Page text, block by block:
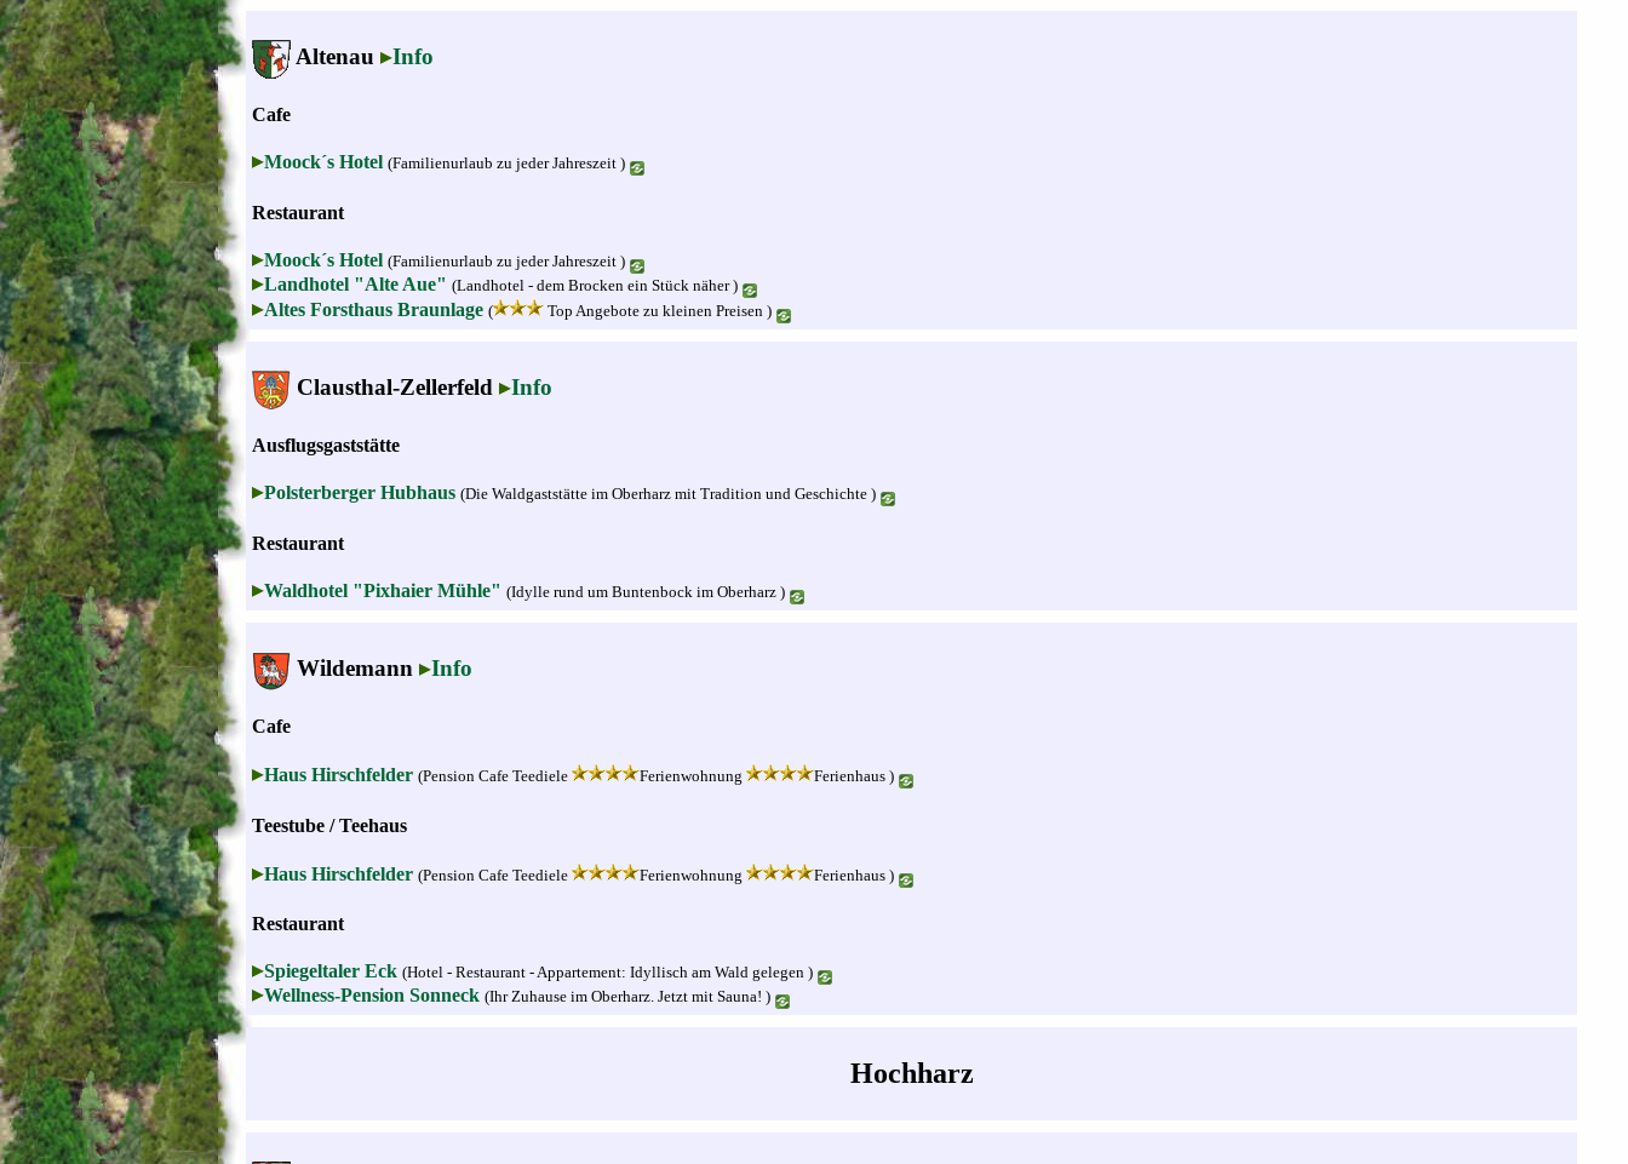
Altenau Info
Cafe
Moock´s Hotel (Familienurlaub zu jeder Jahreszeit )
Restaurant
Moock´s Hotel (Familienurlaub zu jeder Jahreszeit )
Landhotel "Alte Aue" (Landhotel - dem Brocken ein Stück näher )
Altes Forsthaus Braunlage ( Top Angebote zu kleinen Preisen )
Clausthal-Zellerfeld Info
Ausflugsgaststätte
Polsterberger Hubhaus (Die Waldgaststätte im Oberharz mit Tradition und Geschichte )
Restaurant
Waldhotel "Pixhaier Mühle" (Idylle rund um Buntenbock im Oberharz )
Wildemann Info
Cafe
Haus Hirschfelder (Pension Cafe Teediele Ferienwohnung Ferienhaus )
Teestube / Teehaus
Haus Hirschfelder (Pension Cafe Teediele Ferienwohnung Ferienhaus )
Restaurant
Spiegeltaler Eck (Hotel - Restaurant - Appartement: Idyllisch am Wald gelegen )
Wellness-Pension Sonneck (Ihr Zuhause im Oberharz. Jetzt mit Sauna! )
Hochharz